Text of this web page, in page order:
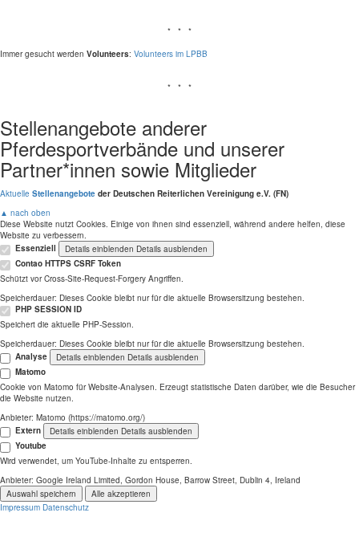
* * *
Immer gesucht werden Volunteers: Volunteers im LPBB
* * *
Stellenangebote anderer
Pferdesportverbände und unserer
Partner*innen sowie Mitglieder
Aktuelle Stellenangebote der Deutschen Reiterlichen Vereinigung e.V. (FN)
▲ nach oben
Diese Website nutzt Cookies. Einige von ihnen sind essenziell, während andere helfen, diese
Website zu verbessern.
Essenziell
Details einblenden Details ausblenden
Contao HTTPS CSRF Token
Schützt vor Cross-Site-Request-Forgery Angriffen.
Speicherdauer: Dieses Cookie bleibt nur für die aktuelle Browsersitzung bestehen.
PHP SESSION ID
Speichert die aktuelle PHP-Session.
Speicherdauer: Dieses Cookie bleibt nur für die aktuelle Browsersitzung bestehen.
Analyse
Details einblenden Details ausblenden
Matomo
Cookie von Matomo für Website-Analysen. Erzeugt statistische Daten darüber, wie die Besucher
die Website nutzen.
Anbieter: Matomo (https://matomo.org/)
Extern
Details einblenden Details ausblenden
Youtube
Wird verwendet, um YouTube-Inhalte zu entsperren.
Anbieter: Google Ireland Limited, Gordon House, Barrow Street, Dublin 4, Ireland
Auswahl speichern
Alle akzeptieren
Impressum Datenschutz